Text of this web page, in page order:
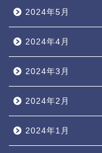
2024年5月
2024年4月
2024年3月
2024年2月
2024年1月